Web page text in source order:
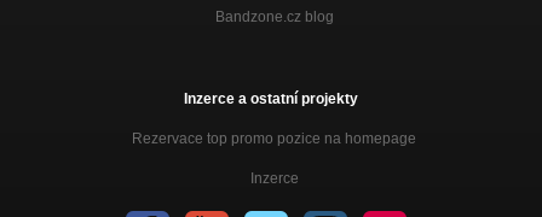
Bandzone.cz blog
Inzerce a ostatní projekty
Rezervace top promo pozice na homepage
Inzerce